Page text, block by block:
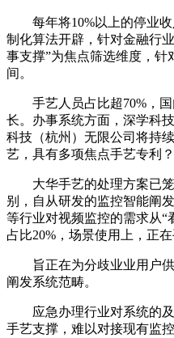
每年将10%以上的停业收
制化算法开辟，针对金融行
事支撑”为焦点筛选维度，
间。
手艺人员占比超70%，国
长。办事系统方面，深学科
科技（杭州）无限公司将持
艺，具有多项焦点手艺专利？
大华手艺的处理方案已笼
别，自从研发的监控智能阐
等行业对视频监控的需求从
占比20%，场景使用上，正
旨正在为分歧业业用户供
阐发系统范畴。
应急办理行业对系统的及
手艺支撑，难以对接现有监